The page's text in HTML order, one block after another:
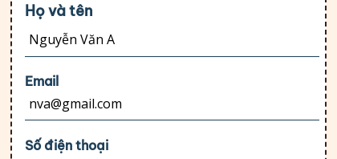
Số điện thoại
Email
Họ và tên